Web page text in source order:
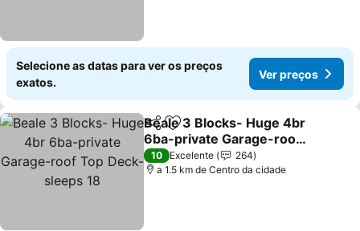
Selecione as datas para ver os preços
exatos.
Ver preços
PartilharAdicionar aos favoritos
Beale 3 Blocks- Huge 4br
6ba-private Garage-roof
Top Deck-sleeps 18
Ver preços
10 Excelente
264
a 1.5 km de Centro da cidade